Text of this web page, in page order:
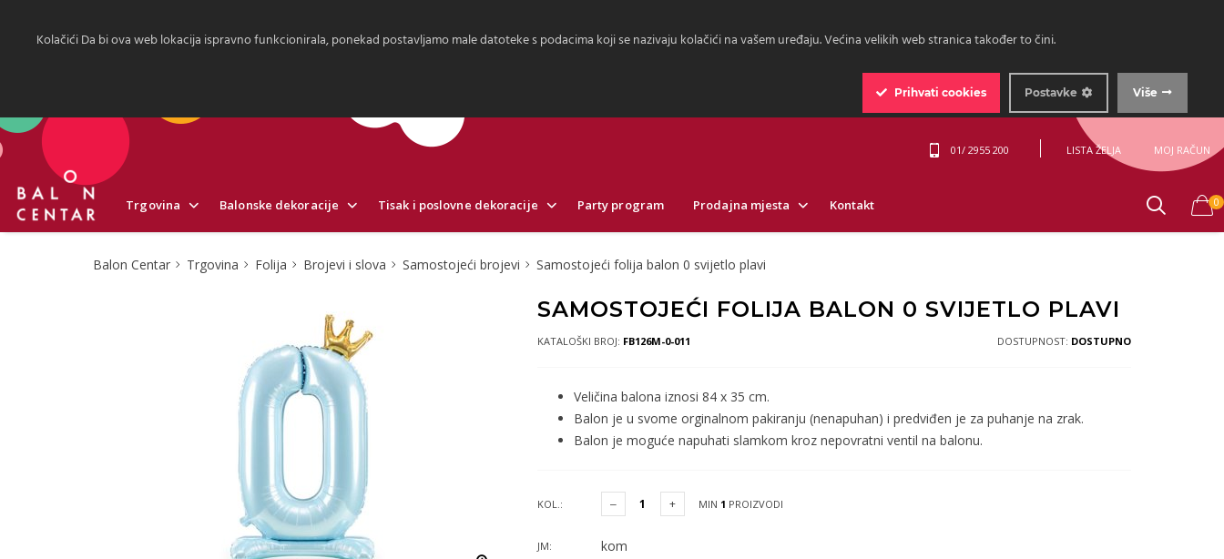
01/ 2955 200 LISTA ŽELJA MOJ RAČUN
Trgovina Balonske dekoracije Tisak i poslovne dekoracije Party program Prodajna mjesta Kontakt 0
Balon Centar Trgovina Folija Brojevi i slova Samostojeći brojevi Samostojeći folija balon 0 svijetlo plavi
SAMOSTOJEĆI FOLIJA BALON 0 SVIJETLO PLAVI
KATALOŠKI BROJ: FB126M-0-011 DOSTUPNOST: DOSTUPNO
Veličina balona iznosi 84 x 35 cm.
Balon je u svome orginalnom pakiranju (nenapuhan) i predviđen je za puhanje na zrak.
Balon je moguće napuhati slamkom kroz nepovratni ventil na balonu.
KOL.: MIN 1 PROIZVODI
JM: kom
Kolačići Da bi ova web lokacija ispravno funkcionirala, ponekad postavljamo male datoteke s podacima koji se nazivaju kolačići na vašem uređaju. Većina velikih web stranica također to čini.
Prihvati cookies Više
Postavke